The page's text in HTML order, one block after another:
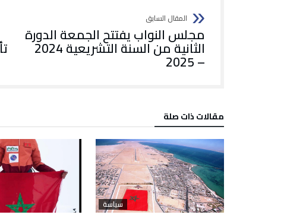
مجلس النواب يفتتح الجمعة الدورة
الثانية من السنة التشريعية 2024
– 2025
‫مقالات ذات صلة‬
سياسة